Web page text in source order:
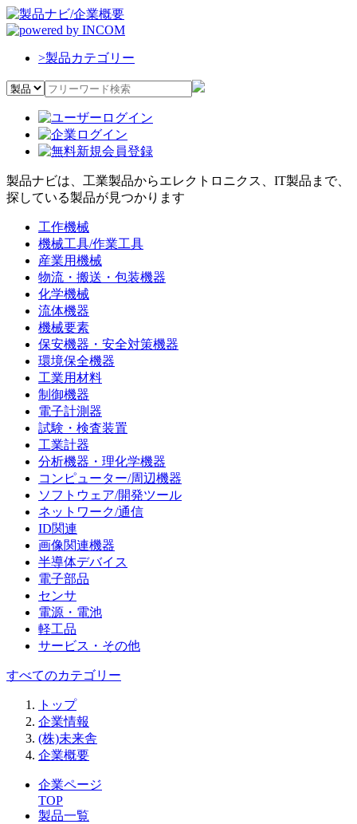
>製品カテゴリー
製品ナビは、工業製品からエレクトロニクス、IT製品まで、
探している製品が見つかります
工作機械
機械工具/作業工具
産業用機械
物流・搬送・包装機器
化学機械
流体機器
機械要素
保安機器・安全対策機器
環境保全機器
工業用材料
制御機器
電子計測器
試験・検査装置
工業計器
分析機器・理化学機器
コンピューター/周辺機器
ソフトウェア/開発ツール
ネットワーク/通信
ID関連
画像関連機器
半導体デバイス
電子部品
センサ
電源・電池
軽工品
サービス・その他
すべてのカテゴリー
トップ
企業情報
(株)未来舎
企業概要
企業ページ
TOP
製品一覧